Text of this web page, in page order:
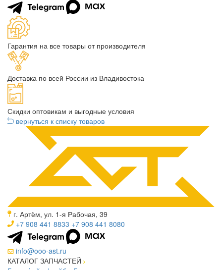
Гарантия на все товары от производителя
Доставка по всей России из Владивостока
Скидки оптовикам и выгодные условия
вернуться к списку товаров
г. Артём, ул. 1-я Рабочая, 39
+7 908 441 8833 +7 908 441 8080
info@ooo-ast.ru
КАТАЛОГ ЗАПЧАСТЕЙ